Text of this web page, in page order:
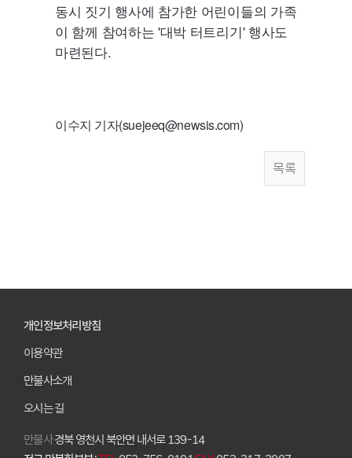
동시 짓기 행사에 참가한 어린이들의 가족
이 함께 참여하는 '대박 터트리기' 행사도
마련된다.
이수지 기자(suejeeq@newsis.com)
목록
개인정보처리방침
이용약관
만불사소개
오시는 길
만불사경북 영천시 북안면 내서로 139-14